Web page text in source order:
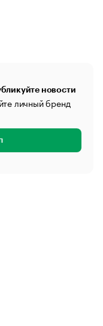
новости
личный бренд